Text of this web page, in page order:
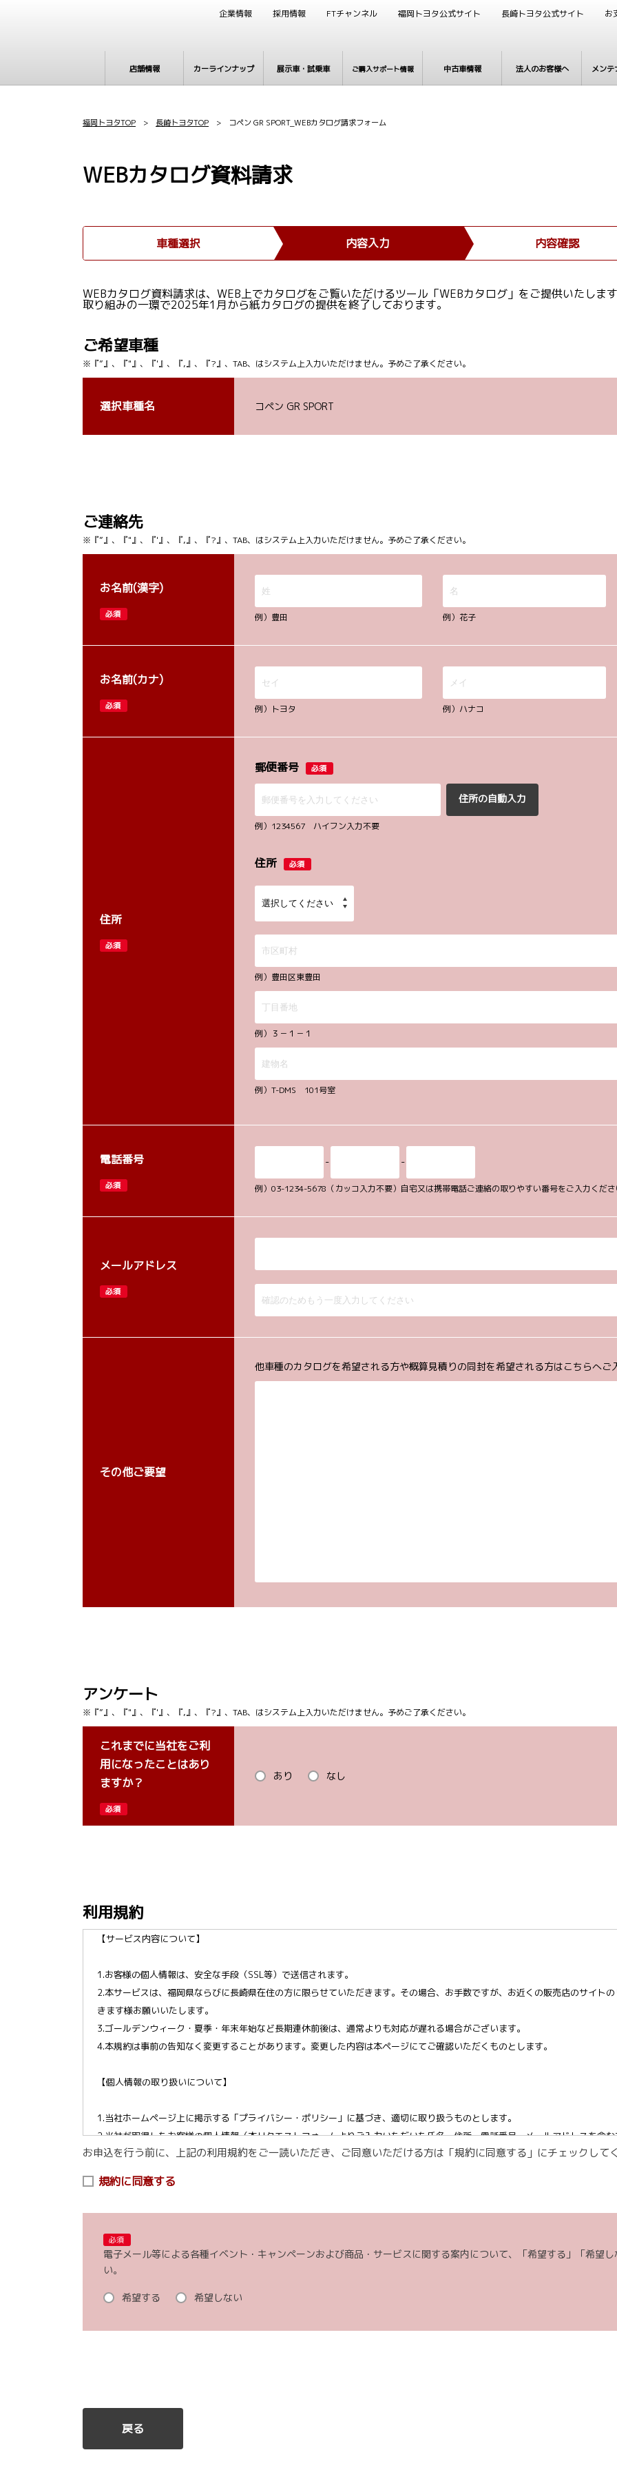
店舗情報 カーラインナップ 展示車・試乗車 ご購入サポート情報 中古車情報 法人のお客様へ メンテ
企業情報 採用情報 FTチャンネル 福岡トヨタ公式サイト 長崎トヨタ公式サイト お
福岡トヨタTOP > 長崎トヨタTOP > コペン GR SPORT_WEBカタログ請求フォーム
WEBカタログ資料請求
車種選択 内容入力 内容確認
WEBカタログ資料請求は、WEB上でカタログをご覧いただけるツール「WEBカタログ」をご提供いたし
取り組みの一環で2025年1月から紙カタログの提供を終了しております。
ご希望車種
※『”』、『"』、『'』、『,』、『?』、TAB、はシステム上入力いただけません。予めご了承ください。
選択車種名 コペン GR SPORT
ご連絡先
※『”』、『"』、『'』、『,』、『?』、TAB、はシステム上入力いただけません。予めご了承ください。
お名前(漢字)
必須 例）豊田 例）花子
お名前(カナ)
必須 例）トヨタ 例）ハナコ
住所
必須
郵便番号 必須
住所の自動入力
例）1234567 ハイフン入力不要
住所 必須
例）豊田区東豊田
例）３－１－１
例）T-DMS 101号室
電話番号
必須
- -
例）03-1234-5678（カッコ入力不要）自宅又は携帯電話ご連絡の取りやすい番号をご入力くだ
メールアドレス
必須
その他ご要望
他車種のカタログを希望される方や概算見積りの同封を希望される方はこちらへご
アンケート
※『”』、『"』、『'』、『,』、『?』、TAB、はシステム上入力いただけません。予めご了承ください。
これまでに当社をご利
用になったことはあり
ますか？
必須
あり なし
利用規約
【サービス内容について】
1.お客様の個人情報は、安全な手段（SSL等）で送信されます。
2.本サービスは、福岡県ならびに長崎県在住の方に限らせていただきます。その場合、お手数ですが、お近くの販売店のサイト
きます様お願いいたします。
3.ゴールデンウィーク・夏季・年末年始など長期連休前後は、通常よりも対応が遅れる場合がございます。
4.本規約は事前の告知なく変更することがあります。変更した内容は本ページにてご確認いただくものとします。
【個人情報の取り扱いについて】
1.当社ホームページ上に掲示する「プライバシー・ポリシー」に基づき、適切に取り扱うものとします。
2.当社が取得したお客様の個人情報（本リクエストフォームよりご入力いただいた氏名、住所、電話番号、メールアドレスを含
は、以下の目的で利用させていただきます。
(2)本リクエストに関するお問い合わせやご要望に対し適切に対応をするため。
(4)当社が取り扱う商品・サービスに関し、商品開発および品質の向上、またはお客様満足度向上策を検討するため。（郵便、
ート調査を含みます。）
(6)店舗の新設・移転、担当者の異動や変更等についてご案内するため。（郵便、電話、電子メール、訪問等の方法によりご案内
情報の利用を停止することが出来ます。
お手数ですが、お近くのトヨタの販売店サイトのカタログ資料請求フォームからご依頼をお願いします。
お申込を行う前に、上記の利用規約をご一読いただき、ご同意いただける方は「規約に同意する」にチェックして
規約に同意する
必須
電子メール等による各種イベント・キャンペーンおよび商品・サービスに関する案内について、「希望する」「希望
い。
希望する 希望しない
戻る